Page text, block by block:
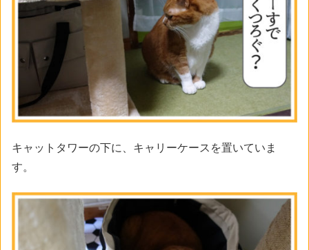
キャットタワーの下に、キャリーケースを置いていま
す。